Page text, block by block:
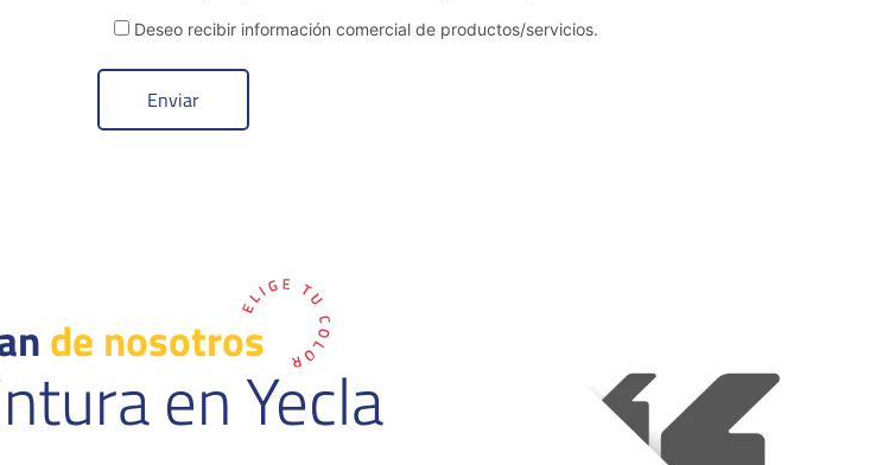
Deseo recibir información comercial de productos/servicios.
de nosotros
en Yecla